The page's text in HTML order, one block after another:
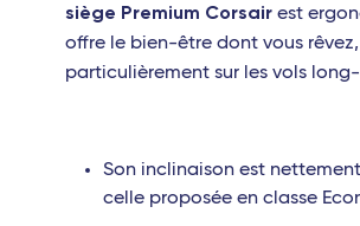
Bruxelles - TGVsiège Premium Corsair est
offre le bien-être dont vous
particulièrement sur les vols
Son inclinaison est
celle proposée en classe